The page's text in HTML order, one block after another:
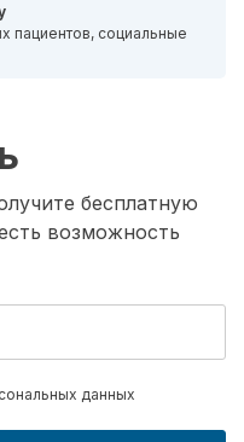
пациентов, социальные
бесплатную
возможность
данных